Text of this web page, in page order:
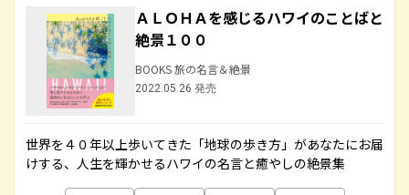
ＡＬＯＨＡを感じるハワイのことばと
絶景１００
BOOKS 旅の名言＆絶景
2022.05.26 発売
世界を４０年以上歩いてきた「地球の歩き方」があなたにお届
けする、人生を輝かせるハワイの名言と癒やしの絶景集